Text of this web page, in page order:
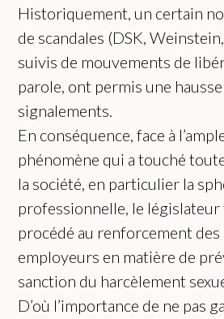
Historiquement, un certain
de scandales (DSK,
suivis de mouvements de
parole, ont permis une
signalements.
En conséquence, face à
phénomène qui a touché
la société, en particulier la
professionnelle, le législateur
procédé au renforcement
employeurs en matière de
sanction du harcèlement
D’où l’importance de ne pas